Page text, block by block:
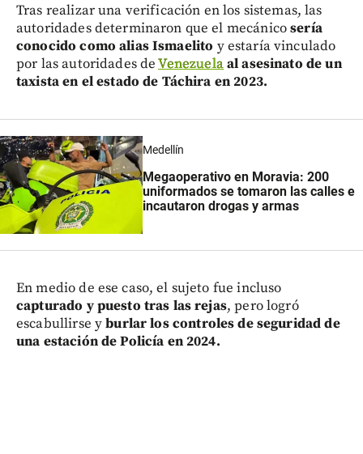
Tras realizar una verificación en los sistemas, las
autoridades determinaron que el mecánicosería
conocido como alias Ismaelito y estaría vinculado
por las autoridades deVenezuelaal asesinato de un
taxista en el estado de Táchira en 2023.
Medellín
Megaoperativo en Moravia: 200
uniformados se tomaron las calles e
incautaron drogas y armas
En medio de ese caso, el sujeto fue incluso
capturado y puesto tras las rejas, pero logró
escabullirse yburlar los controles de seguridad de
una estación de Policía en 2024.